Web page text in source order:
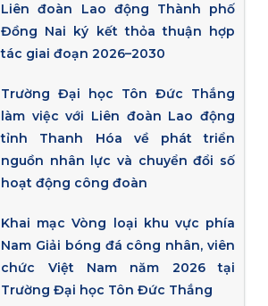
Liên đoàn Lao động Thành phố
Đồng Nai ký kết thỏa thuận hợp
tác giai đoạn 2026–2030
Trường Đại học Tôn Đức Thắng
làm việc với Liên đoàn Lao động
tỉnh Thanh Hóa về phát triển
nguồn nhân lực và chuyển đổi số
hoạt động công đoàn
Khai mạc Vòng loại khu vực phía
Nam Giải bóng đá công nhân, viên
chức Việt Nam năm 2026 tại
Trường Đại học Tôn Đức Thắng